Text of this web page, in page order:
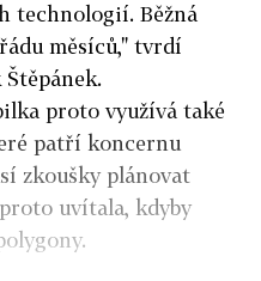
technologií. Běžná
měsíců," tvrdí
proto využívá také
patří koncernu
zkoušky plánovat
uvítala, kdyby